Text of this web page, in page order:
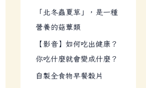
「北冬蟲夏草」，是一種
營養的菇蕈類
【影音】如何吃出健康？
你吃什麼就會變成什麼？
自製全食物早餐穀片